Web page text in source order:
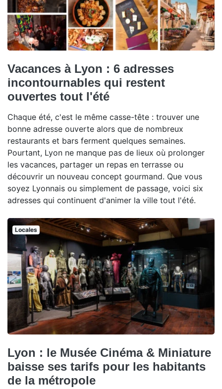
Vacances à Lyon : 6 adresses
incontournables qui restent
ouvertes tout l'été
Chaque été, c'est le même casse-tête : trouver une
bonne adresse ouverte alors que de nombreux
restaurants et bars ferment quelques semaines.
Pourtant, Lyon ne manque pas de lieux où prolonger
les vacances, partager un repas en terrasse ou
découvrir un nouveau concept gourmand. Que vous
soyez Lyonnais ou simplement de passage, voici six
adresses qui continuent d'animer la ville tout l'été.
Locales
Lyon : le Musée Cinéma & Miniature
baisse ses tarifs pour les habitants
de la métropole